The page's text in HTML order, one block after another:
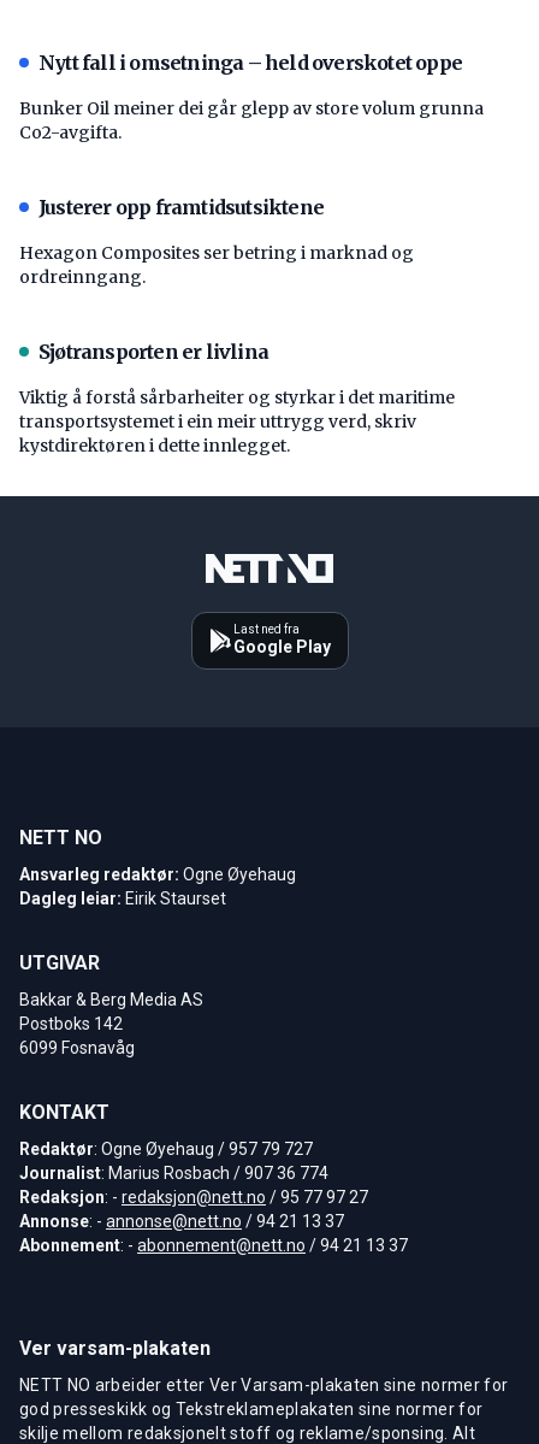
Nytt fall i omsetninga – held overskotet oppe
Bunker Oil meiner dei går glepp av store volum grunna
Co2-avgifta.
Justerer opp framtidsutsiktene
Hexagon Composites ser betring i marknad og
ordreinngang.
Sjøtransporten er livlina
Viktig å forstå ­sårbarheiter og styrkar i det maritime
transport­systemet i ein meir uttrygg verd, skriv
kystdirektøren i dette innlegget.
Last ned fra
Google Play
NETT NO
Ansvarleg redaktør: Ogne Øyehaug
Dagleg leiar: Eirik Staurset
UTGIVAR
Bakkar & Berg Media AS
Postboks 142
6099 Fosnavåg
KONTAKT
Redaktør: Ogne Øyehaug / 957 79 727
Journalist: Marius Rosbach / 907 36 774
Redaksjon: - redaksjon@nett.no / 95 77 97 27
Annonse: - annonse@nett.no / 94 21 13 37
Abonnement: - abonnement@nett.no / 94 21 13 37
Ver varsam-plakaten
NETT NO arbeider etter Ver Varsam-plakaten sine normer for
god presseskikk og Tekstreklameplakaten sine normer for
skilje mellom redaksjonelt stoff og reklame/sponsing. Alt